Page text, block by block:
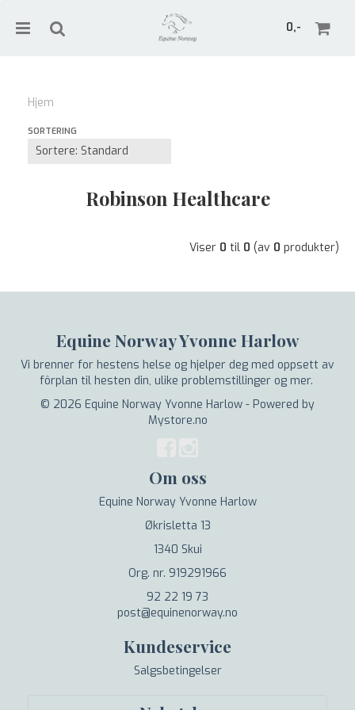
0,-
Hjem
SORTERING
Robinson Healthcare
Viser 0 til 0 (av 0 produkter)
Equine Norway Yvonne Harlow
Vi brenner for hestens helse og hjelper deg med oppsett av
fôrplan til hesten din, ulike problemstillinger og mer.
© 2026 Equine Norway Yvonne Harlow - Powered by
Mystore.no
Om oss
Equine Norway Yvonne Harlow
Økrisletta 13
1340 Skui
Org. nr. 919291966
92 22 19 73
post@equinenorway.no
Kundeservice
Salgsbetingelser